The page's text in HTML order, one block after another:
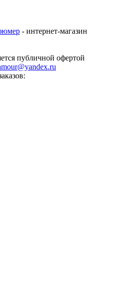
- интернет-магазин
публичной офертой